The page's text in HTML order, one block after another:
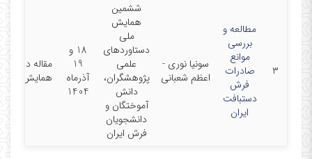
۳
مطالعه و
بررسی
موانع
صادرات
فرش
دستبافت
ایران
سونیا نوری -
اعظم شعبانی
ششمین
همایش
ملی
دستاوردهای
علمی
پژوهشگران،
دانش
آموختگان و
دانشجویان
فرش ایران
18 و
19
آذرماه
1404
مقاله در
همایش